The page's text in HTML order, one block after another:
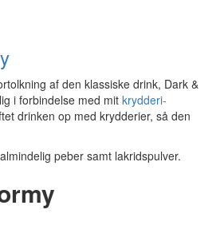
af den klassiske drink, Dark &
i forbindelse med mit krydderi-
drinken op med krydderier, så den
peber samt lakridspulver.